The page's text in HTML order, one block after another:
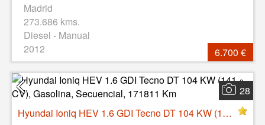
Madrid
273.686 kms.
Diesel - Manual
2012
6.700 €
28
Hyundai Ioniq HEV 1.6 GDI Tecno DT 104 KW (141 CV), Gasolina, Secuencial, 171811 Km